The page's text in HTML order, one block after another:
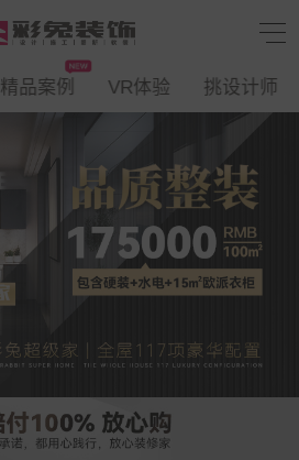
精品案例 VR体验 挑设计师